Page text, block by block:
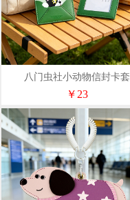
八门虫社小动物信封卡套
￥23